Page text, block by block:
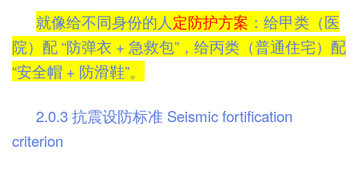
就像给不同身份的人定防护方案 ：给甲类（医
院）配 “防弹衣 + 急救包”，给丙类（普通住宅）配
“安全帽 + 防滑鞋”。
2.0.3 抗震设防标准 Seismic fortification
criterion